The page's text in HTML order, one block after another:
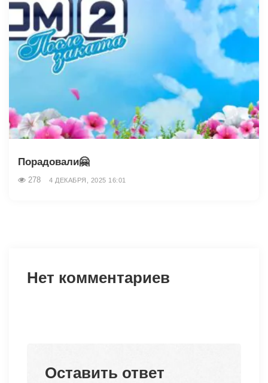
Порадовали🤗
278 4 ДЕКАБРЯ, 2025 16:01
Нет комментариев
Оставить ответ